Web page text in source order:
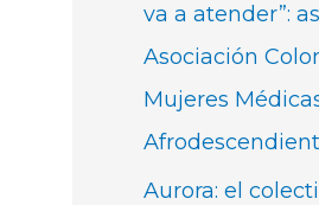
va a atender”:
Asociación
Mujeres
Aurora: el